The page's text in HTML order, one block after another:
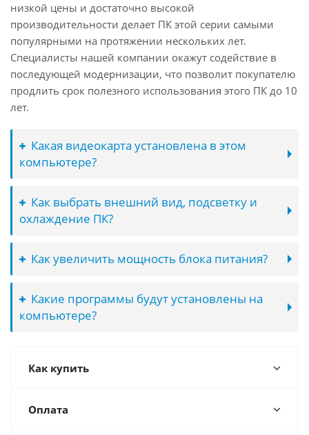
низкой цены и достаточно высокой
производительности делает ПК этой серии самыми
популярными на протяжении нескольких лет.
Специалисты нашей компании окажут содействие в
последующей модернизации, что позволит покупателю
продлить срок полезного использования этого ПК до 10
лет.
Какая видеокарта установлена в этом
компьютере?
Как выбрать внешний вид, подсветку и
охлаждение ПК?
Как увеличить мощность блока питания?
Какие программы будут установлены на
компьютере?
Как купить
Оплата